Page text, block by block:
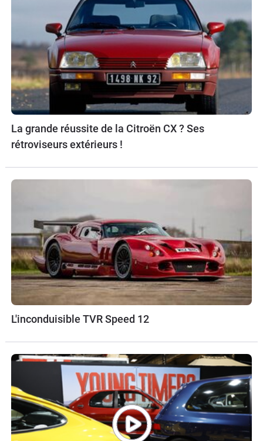
La grande réussite de la Citroën CX ? Ses
rétroviseurs extérieurs !
L'inconduisible TVR Speed 12